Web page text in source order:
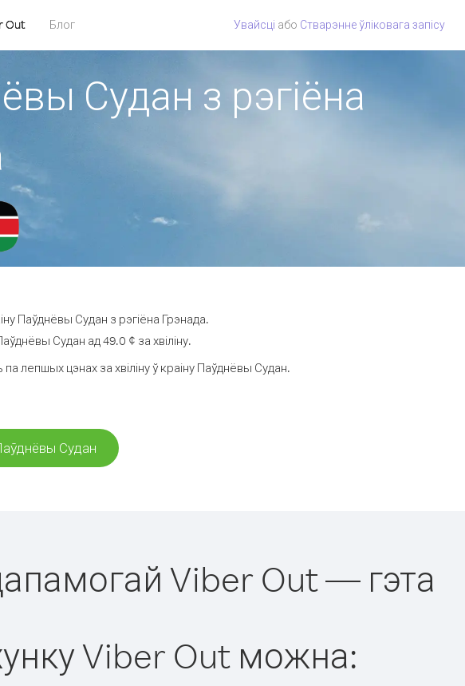
Out Блог Увайсці або Стварэнне ўліковага запісу
Судан з рэгіёна
Паўднёвы Судан з рэгіёна Грэнада.
Судан ад 49.0 ¢ за хвіліну.
лепшых цэнах за хвіліну ў краіну Паўднёвы Судан.
Судан
Viber Out — гэта
Viber Out можна: